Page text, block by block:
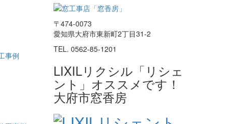
〒474-0073
愛知県大府市東新町2丁目31-2
TEL. 0562-85-1201
LIXILリクシル「リシェ
ント」オススメです！
大府市窓香房